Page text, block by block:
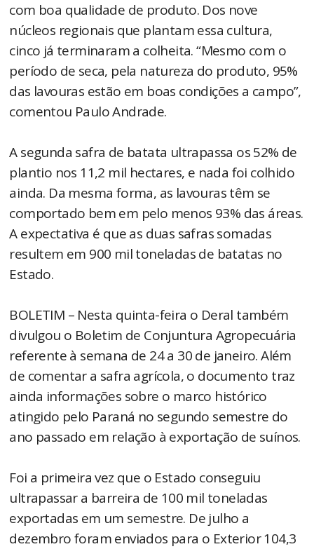
com boa qualidade de produto. Dos nove
núcleos regionais que plantam essa cultura,
cinco já terminaram a colheita. “Mesmo com o
período de seca, pela natureza do produto, 95%
das lavouras estão em boas condições a campo”,
comentou Paulo Andrade.
A segunda safra de batata ultrapassa os 52% de
plantio nos 11,2 mil hectares, e nada foi colhido
ainda. Da mesma forma, as lavouras têm se
comportado bem em pelo menos 93% das áreas.
A expectativa é que as duas safras somadas
resultem em 900 mil toneladas de batatas no
Estado.
BOLETIM – Nesta quinta-feira o Deral também
divulgou o Boletim de Conjuntura Agropecuária
referente à semana de 24 a 30 de janeiro. Além
de comentar a safra agrícola, o documento traz
ainda informações sobre o marco histórico
atingido pelo Paraná no segundo semestre do
ano passado em relação à exportação de suínos.
Foi a primeira vez que o Estado conseguiu
ultrapassar a barreira de 100 mil toneladas
exportadas em um semestre. De julho a
dezembro foram enviados para o Exterior 104,3